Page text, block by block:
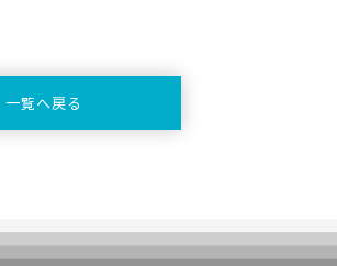
一覧へ戻る